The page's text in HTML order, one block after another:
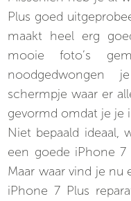
Plus goed
maakt heel erg
mooie foto’s
noodgedwongen
schermpje waar er
gevormd omdat je je
Niet bepaald
een goede iPhone 7
Maar waar vind je nu
iPhone 7 Plus